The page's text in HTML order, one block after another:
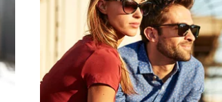
soleil